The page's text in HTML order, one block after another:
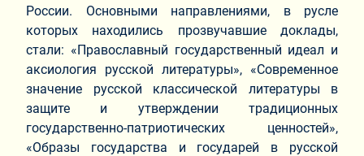
России. Основными направлениями, в русле
которых находились прозвучавшие доклады,
стали: «Православный государственный идеал и
аксиология русской литературы», «Современное
значение русской классической литературы в
защите и утверждении традиционных
государственно-патриотических ценностей»,
«Образы государства и государей в русской